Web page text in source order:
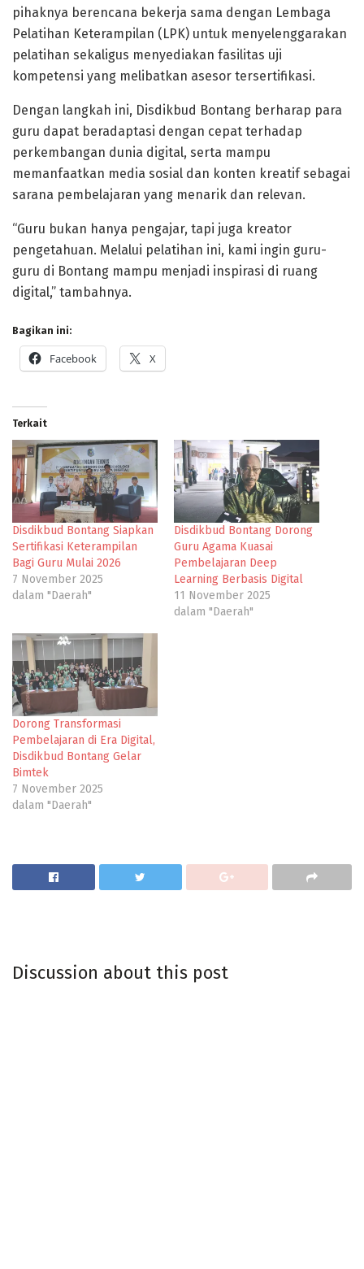
pihaknya berencana bekerja sama dengan Lembaga
Pelatihan Keterampilan (LPK) untuk menyelenggarakan
pelatihan sekaligus menyediakan fasilitas uji
kompetensi yang melibatkan asesor tersertifikasi.
Dengan langkah ini, Disdikbud Bontang berharap para
guru dapat beradaptasi dengan cepat terhadap
perkembangan dunia digital, serta mampu
memanfaatkan media sosial dan konten kreatif sebagai
sarana pembelajaran yang menarik dan relevan.
“Guru bukan hanya pengajar, tapi juga kreator
pengetahuan. Melalui pelatihan ini, kami ingin guru-
guru di Bontang mampu menjadi inspirasi di ruang
digital,” tambahnya.
Bagikan ini:
Facebook X
Terkait
Disdikbud Bontang Siapkan
Sertifikasi Keterampilan
Bagi Guru Mulai 2026
7 November 2025
dalam "Daerah"
Disdikbud Bontang Dorong
Guru Agama Kuasai
Pembelajaran Deep
Learning Berbasis Digital
11 November 2025
dalam "Daerah"
Dorong Transformasi
Pembelajaran di Era Digital,
Disdikbud Bontang Gelar
Bimtek
7 November 2025
dalam "Daerah"
Discussion about this post